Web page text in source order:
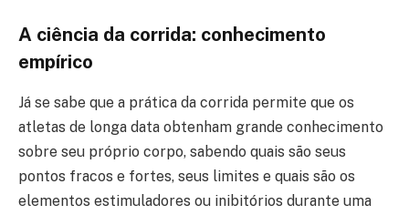
A ciência da corrida: conhecimento
empírico
Já se sabe que a prática da corrida permite que os
atletas de longa data obtenham grande conhecimento
sobre seu próprio corpo, sabendo quais são seus
pontos fracos e fortes, seus limites e quais são os
elementos estimuladores ou inibitórios durante uma